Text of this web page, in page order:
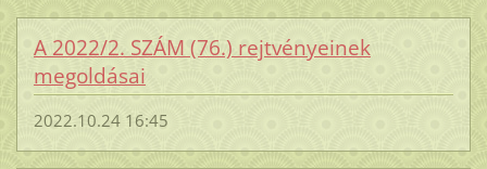
A 2022/2. SZÁM (76.) rejtvényeinek
megoldásai
2022.10.24 16:45